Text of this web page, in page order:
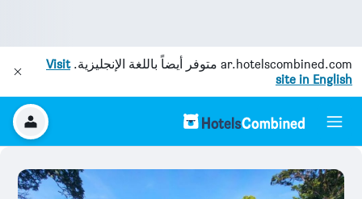
ar.hotelscombined.com متوفر أيضاً باللغة الإنجليزية.Visit
site in English